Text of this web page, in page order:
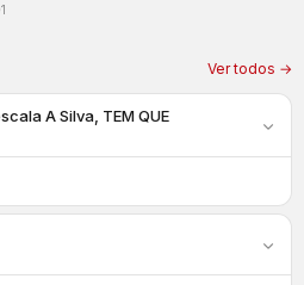
1
Ver todos →
A Silva, TEM QUE